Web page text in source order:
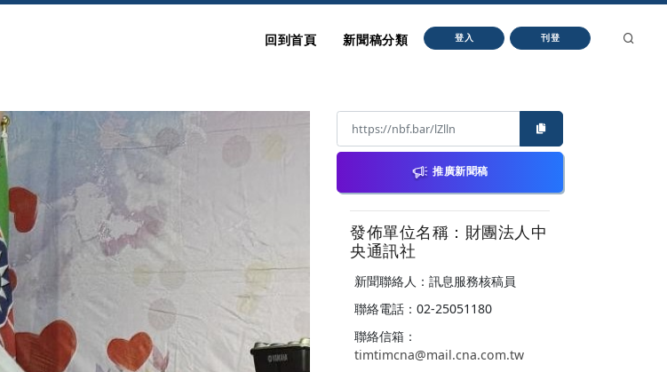
回到首頁 新聞稿分類 登入 刊登
推廣新聞稿
發佈單位名稱：財團法人中
央通訊社
新聞聯絡人：訊息服務核稿員
聯絡電話：02-25051180
聯絡信箱：
timtimcna@mail.cna.com.tw